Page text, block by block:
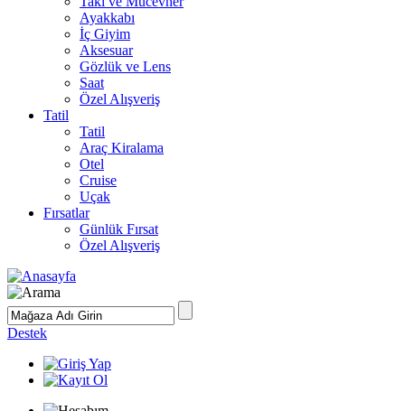
Ayakkabı
İç Giyim
Aksesuar
Gözlük ve Lens
Saat
Özel Alışveriş
Tatil
Tatil
Araç Kiralama
Otel
Cruise
Uçak
Fırsatlar
Günlük Fırsat
Özel Alışveriş
Destek